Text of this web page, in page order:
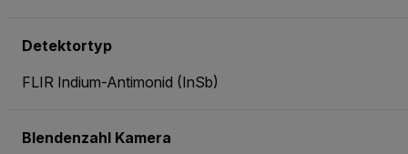
Detektortyp
FLIR Indium-Antimonid (InSb)
Blendenzahl Kamera